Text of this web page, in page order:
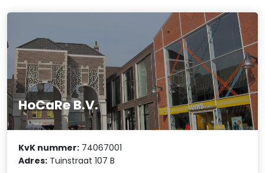
HoCaRe B.V.
KvK nummer: 74067001
Adres: Tuinstraat 107 B